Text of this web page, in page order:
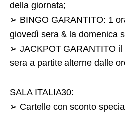
della giornata;
➢ BINGO GARANTITO: 1
giovedì sera & la domenica
➢ JACKPOT GARANTITO
sera a partite alterne dalle
SALA ITALIA30:
➢ Cartelle con sconto